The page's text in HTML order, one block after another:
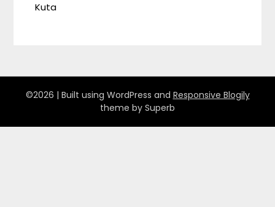
Kuta
©2026 | Built using WordPress and Responsive Blogily
theme by Superb